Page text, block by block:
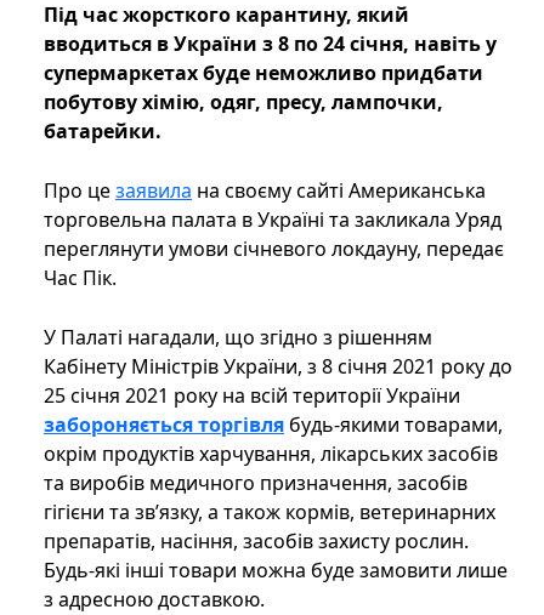
Під час жорсткого карантину, який
вводиться в України з 8 по 24 січня, навіть у
супермаркетах буде неможливо придбати
побутову хімію, одяг, пресу, лампочки,
батарейки.
Про цезаявила на своєму сайті Американська
торговельна палата в Україні та закликала Уряд
переглянути умови січневого локдауну, передає
Час Пік.
У Палаті нагадали, що згідно з рішенням
Кабінету Міністрів України, з 8 січня 2021 року до
25 січня 2021 року на всій території України
забороняється торгівля будь-якими товарами,
окрім продуктів харчування, лікарських засобів
та виробів медичного призначення, засобів
гігієни та зв’язку, а також кормів, ветеринарних
препаратів, насіння, засобів захисту рослин.
Будь-які інші товари можна буде замовити лише
з адресною доставкою.